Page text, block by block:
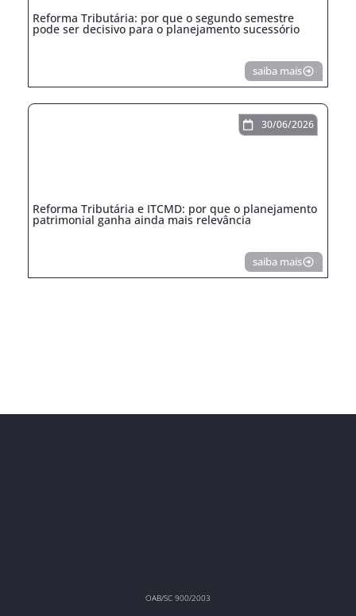
Reforma Tributária: por que o segundo semestre
pode ser decisivo para o planejamento sucessório
saiba mais
30/06/2026
Reforma Tributária e ITCMD: por que o planejamento
patrimonial ganha ainda mais relevância
saiba mais
OAB/SC 900/2003